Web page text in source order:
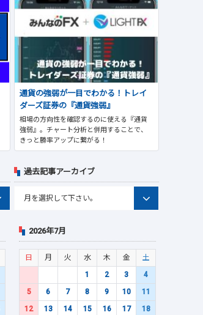
通貨の強弱が一目でわかる！トレイ
ダーズ証券の『通貨強弱』
相場の方向性を確認するのに使える『通貨
強弱』。チャート分析と併用することで、
きっと勝率アップに繋がる！
過去記事アーカイブ
2026年7月
日 月 火 水 木 金
土
1
2 3
4
5
6 7 8 9 10
11
12
13 14 15 16 17
18